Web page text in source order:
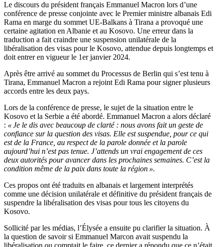
Le discours du président français Emmanuel Macron lors d’une
conférence de presse conjointe avec le Premier ministre albanais Edi
Rama en marge du sommet UE-Balkans à Tirana a provoqué une
certaine agitation en Albanie et au Kosovo. Une erreur dans la
traduction a fait craindre une suspension unilatérale de la
libéralisation des visas pour le Kosovo, attendue depuis longtemps et
doit entrer en vigueur le 1er janvier 2024.
Après être arrivé au sommet du Processus de Berlin qui s’est tenu à
Tirana, Emmanuel Macron a rejoint Edi Rama pour signer plusieurs
accords entre les deux pays.
Lors de la conférence de presse, le sujet de la situation entre le
Kosovo et la Serbie a été abordé. Emmanuel Macron a alors déclaré
: « Je le dis avec beaucoup de clarté : nous avons fait un geste de
confiance sur la question des visas. Elle est suspendue, pour ce qui
est de la France, au respect de la parole donnée et la parole
aujourd’hui n’est pas tenue. J’attends un vrai engagement de ces
deux autorités pour avancer dans les prochaines semaines. C’est la
condition même de la paix dans toute la région ».
Ces propos ont été traduits en albanais et largement interprétés
comme une décision unilatérale et définitive du président français de
suspendre la libéralisation des visas pour tous les citoyens du
Kosovo.
Sollicité par les médias, l’Élysée a ensuite pu clarifier la situation. À
la question de savoir si Emmanuel Marcon avait suspendu la